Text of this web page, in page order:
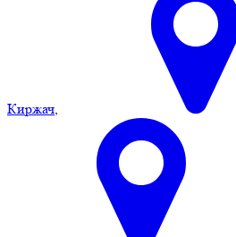
Киржач,